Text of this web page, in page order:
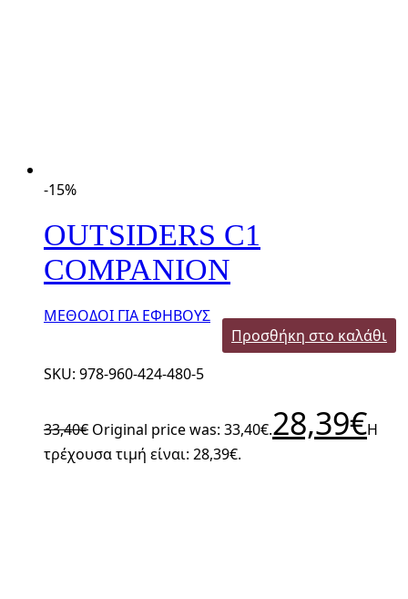
-15%
OUTSIDERS C1
COMPANION
ΜΕΘΟΔΟΙ ΓΙΑ ΕΦΗΒΟΥΣ
Προσθήκη στο καλάθι
SKU: 978-960-424-480-5
33,40€ Original price was: 33,40€.28,39€Η
τρέχουσα τιμή είναι: 28,39€.